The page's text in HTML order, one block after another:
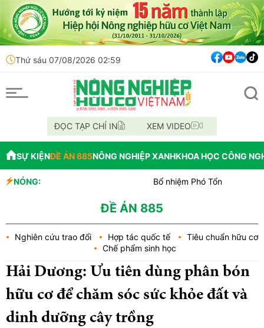
Thứ sáu 07/08/2026 02:59
ĐỌC TẠP CHÍ IN XEM VIDEO
SỰ KIỆNĐỀ ÁN 885NÔNG NGHIỆP XANHKHOA HỌC CÔNG
NÓNG:
Bổ nhiệm Phó Tổng Giám đốc
Bắc Ninh công bố quy hoạch
ĐỀ ÁN 885
Nghiên cứu trao đổi Hợp tác quốc tế
Tiêu chuẩn hữu cơ
Chế phẩm sinh học
Hải Dương: Ưu tiên dùng phân bón
hữu cơ để chăm sóc sức khỏe đất và
dinh dưỡng cây trồng